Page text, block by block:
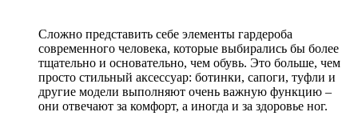
Сложно представить себе элементы гардероба
современного человека, которые выбирались бы более
тщательно и основательно, чем обувь. Это больше, чем
просто стильный аксессуар: ботинки, сапоги, туфли и
другие модели выполняют очень важную функцию –
они отвечают за комфорт, а иногда и за здоровье ног.